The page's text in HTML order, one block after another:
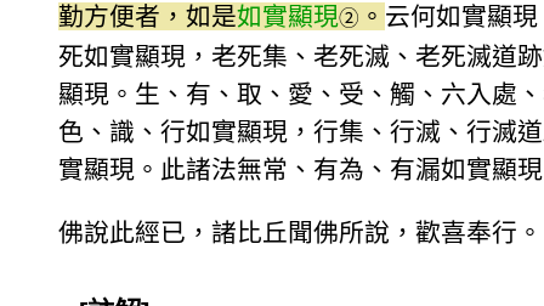
勤方便者，如是如實顯現② 。 云何如實顯現
死如實顯現，老死集、老死滅、老死滅道
顯現。生、有、取、愛、受、觸、六入處
色、識、行如實顯現，行集、行滅、行滅
實顯現。此諸法無常、有為、有漏如實顯
佛說此經已，諸比丘聞佛所說，歡喜奉行。